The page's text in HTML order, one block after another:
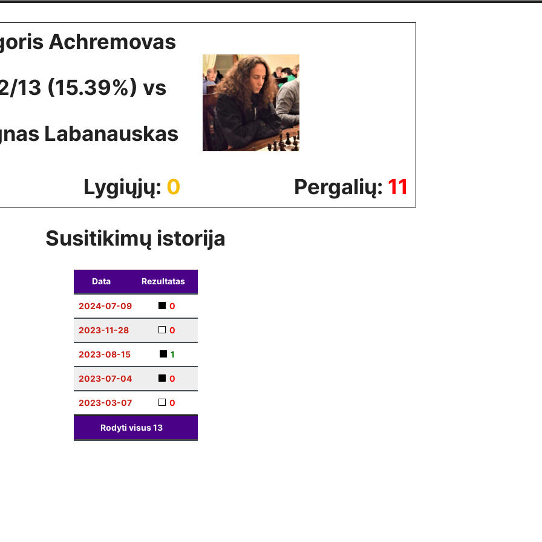
Achremovas
13 (15.39%) vs
Labanauskas
Lygiųjų: 0 Pergalių: 11
Susitikimų istorija
Data Rezultatas
2024-07-09 0
2023-11-28 0
2023-08-15 1
2023-07-04 0
2023-03-07 0
Rodyti visus13